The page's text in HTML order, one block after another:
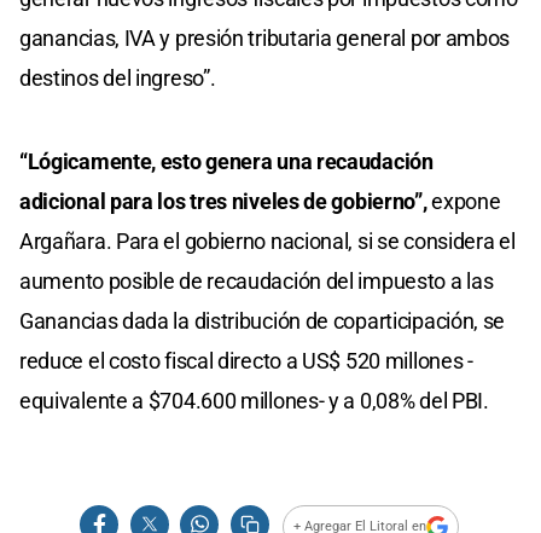
ganancias, IVA y presión tributaria general por ambos
destinos del ingreso”.
“Lógicamente, esto genera una recaudación
adicional para los tres niveles de gobierno”,expone
Argañara. Para el gobierno nacional, si se considera el
aumento posible de recaudación del impuesto a las
Ganancias dada la distribución de coparticipación, se
reduce el costo fiscal directo a US$ 520 millones -
equivalente a $704.600 millones- y a 0,08% del PBI.
+ Agregar El Litoral en